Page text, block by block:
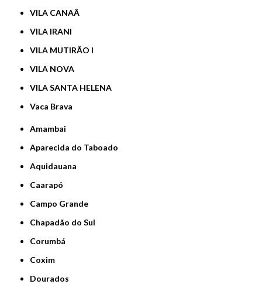
VILA CANAÃ
VILA IRANI
VILA MUTIRÃO I
VILA NOVA
VILA SANTA HELENA
Vaca Brava
Amambai
Aparecida do Taboado
Aquidauana
Caarapó
Campo Grande
Chapadão do Sul
Corumbá
Coxim
Dourados